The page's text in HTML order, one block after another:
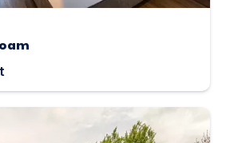
| Unterkunft in Blaufelden-